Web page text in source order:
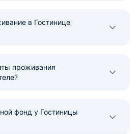
в Гостинице
проживания
фонд у Гостиницы